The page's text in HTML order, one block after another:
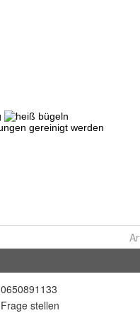
0650891133
Frage stellen